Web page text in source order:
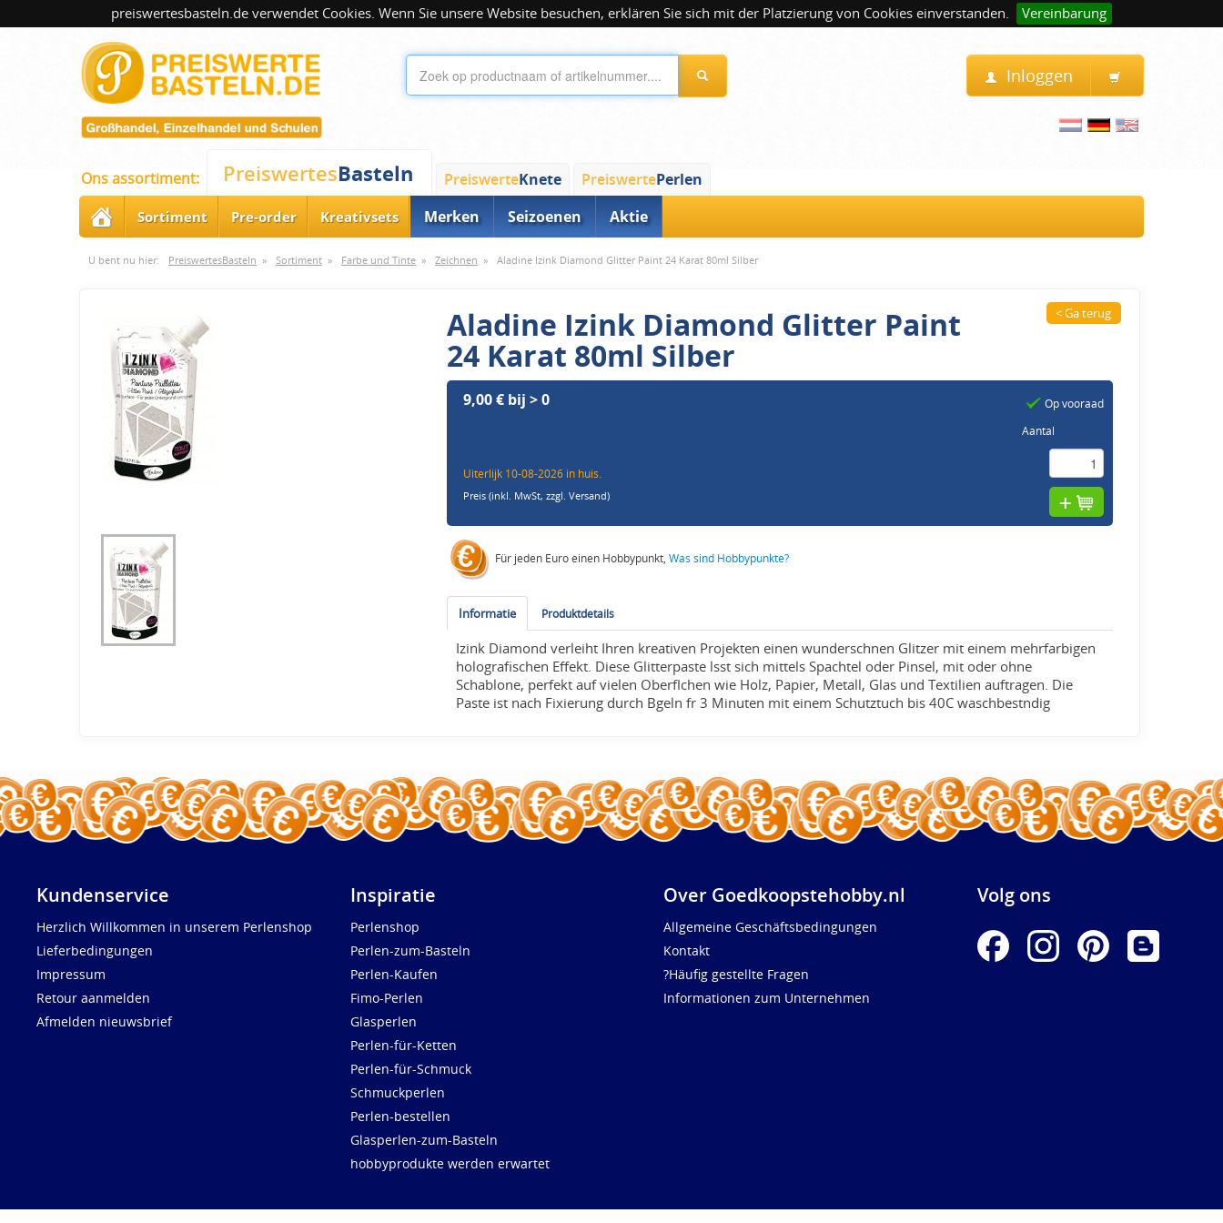
preiswertesbasteln.de verwendet Cookies. Wenn Sie unsere Website besuchen, erklären Sie sich mit der Platzierung von Cookies einverstanden. Vereinbarung
Inloggen
Ons assortiment: PreiswertesBasteln PreiswerteKnete PreiswertePerlen
Sortiment Pre-order Kreativsets Merken Seizoenen Aktie
U bent nu hier: PreiswertesBasteln » Sortiment » Farbe und Tinte » Zeichnen » Aladine Izink Diamond Glitter Paint 24 Karat 80ml Silber
Aladine Izink Diamond Glitter Paint
24 Karat 80ml Silber
< Ga terug
9,00 € bij > 0
Uiterlijk 10-08-2026 in huis.
Preis (inkl. MwSt,zzgl. Versand)
Op vooraad
Aantal
Für jeden Euro einen Hobbypunkt,Was sind Hobbypunkte?
Informatie Produktdetails
Izink Diamond verleiht Ihren kreativen Projekten einen wunderschnen Glitzer mit einem mehrfarbigen
holografischen Effekt. Diese Glitterpaste lsst sich mittels Spachtel oder Pinsel, mit oder ohne
Schablone, perfekt auf vielen Oberflchen wie Holz, Papier, Metall, Glas und Textilien auftragen. Die
Paste ist nach Fixierung durch Bgeln fr 3 Minuten mit einem Schutztuch bis 40C waschbestndig
Kundenservice
Herzlich Willkommen in unserem Perlenshop
Lieferbedingungen
Impressum
Retour aanmelden
Afmelden nieuwsbrief
Inspiratie
Perlenshop
Perlen-zum-Basteln
Perlen-Kaufen
Fimo-Perlen
Glasperlen
Perlen-für-Ketten
Perlen-für-Schmuck
Schmuckperlen
Perlen-bestellen
Glasperlen-zum-Basteln
hobbyprodukte werden erwartet
Over Goedkoopstehobby.nl
Allgemeine Geschäftsbedingungen
Kontakt
?Häufig gestellte Fragen
Informationen zum Unternehmen
Volg ons